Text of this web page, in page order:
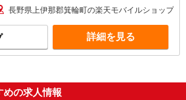
゜・。○。・゜+゜・。○。・゜+゜ 入社祝い金10
支給(規定有) お友達を紹介頂くと, インセンテ
給(規定有) ゜・。○。・゜+゜・。○。・゜
長野県上伊那郡箕輪町の楽天モバイルショップ
詳細を見る
めの求人情報